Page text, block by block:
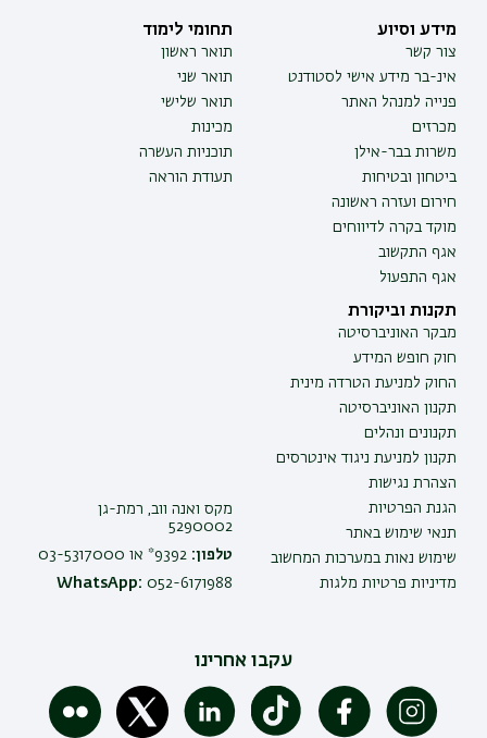
מידע וסיוע
צור קשר
אינ-בר מידע אישי לסטודנט
פנייה למנהל האתר
מכרזים
משרות בבר-אילן
ביטחון ובטיחות
חירום ועזרה ראשונה
מוקד בקרה לדיווחים
אגף התקשוב
אגף התפעול
תחומי לימוד
תואר ראשון
תואר שני
תואר שלישי
מכינות
תוכניות העשרה
תעודת הוראה
תקנות וביקורת
מבקר האוניברסיטה
חוק חופש המידע
החוק למניעת הטרדה מינית
תקנון האוניברסיטה
תקנונים ונהלים
תקנון למניעת ניגוד אינטרסים
הצהרת נגישות
הגנת הפרטיות
תנאי שימוש באתר
שימוש נאות במערכות המחשוב
מדיניות פרטיות מלגות
מקס ואנה ווב, רמת-גן
5290002
טלפון:
WhatsApp: 052-6171988
עקבו אחרינו